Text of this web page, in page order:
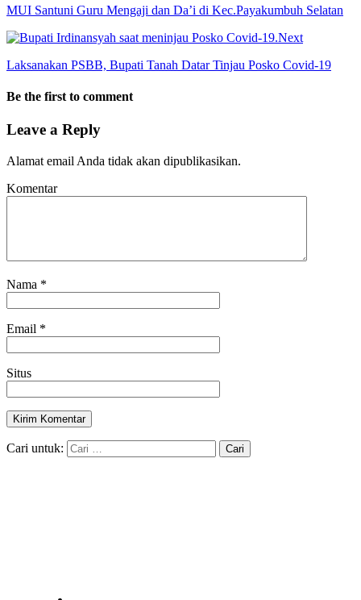
MUI Santuni Guru Mengaji dan Da’i di Kec.Payakumbuh Selatan
Next
Laksanakan PSBB, Bupati Tanah Datar Tinjau Posko Covid-19
Be the first to comment
Leave a Reply
Alamat email Anda tidak akan dipublikasikan.
Komentar
Nama *
Email *
Situs
Cari untuk: